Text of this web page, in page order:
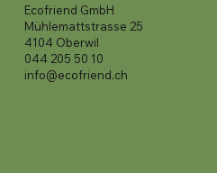
Ecofriend GmbH
Mühlemattstrasse 25
4104 Oberwil
044 205 50 10
info@ecofriend.ch